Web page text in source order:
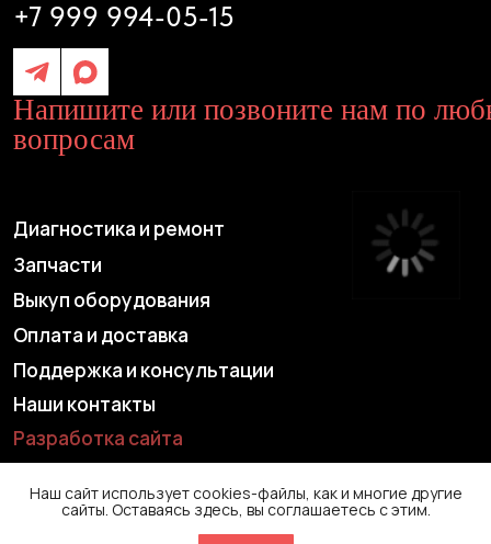
Наш сайт использует cookies-файлы, как и многие другие
сайты. Оставаясь здесь, вы соглашаетесь с этим.